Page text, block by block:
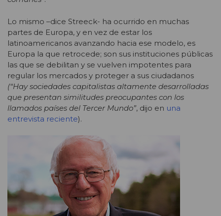
Lo mismo –dice Streeck- ha ocurrido en muchas
partes de Europa, y en vez de estar los
latinoamericanos avanzando hacia ese modelo, es
Europa la que retrocede; son sus instituciones públicas
las que se debilitan y se vuelven impotentes para
regular los mercados y proteger a sus ciudadanos
(“Hay sociedades capitalistas altamente desarrolladas
que presentan similitudes preocupantes con los
llamados países del Tercer Mundo”, dijo en una
entrevista reciente).